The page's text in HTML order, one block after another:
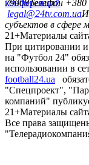
конференций
79008Телефон +380
legal@24tv.com.ua
субъектов в сфере
21+Материалы
При цитировании и
на "Футбол 24"
использовании в
football24.ua
"Спецпроект",
компаний"
21+Материалы
Все права